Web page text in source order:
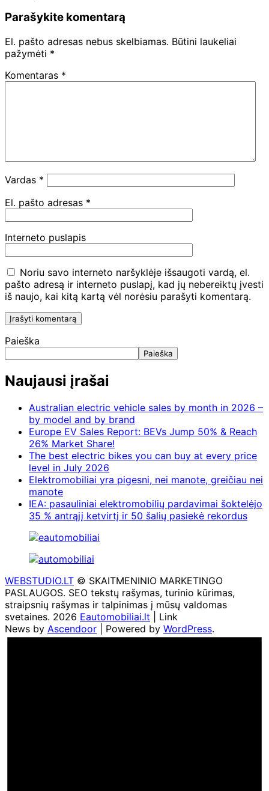
Parašykite komentarą
El. pašto adresas nebus skelbiamas. Būtini laukeliai
pažymėti *
Komentaras *
Vardas *
El. pašto adresas *
Interneto puslapis
Noriu savo interneto naršyklėje išsaugoti vardą, el.
pašto adresą ir interneto puslapį, kad jų nebereiktų įvesti
iš naujo, kai kitą kartą vėl norėsiu parašyti komentarą.
Paieška
Paieška
Naujausi įrašai
Australian electric vehicle sales by month in 2026 –
by model and by brand
Europe EV Sales Report: BEVs Jump 50% & Reach
26% Market Share!
The best electric bikes you can buy at every price
level in July 2026
Elektromobiliai yra pigesni, nei manote, greičiau nei
manote
IEA: pasauliniai elektromobilių pardavimai šoktelėjo
35 % antrąjį ketvirtį ir 50 šalių pasiekė rekordus
WEBSTUDIO.LT © SKAITMENINIO MARKETINGO
PASLAUGOS. SEO tekstų rašymas, turinio kūrimas,
straipsnių rašymas ir talpinimas į mūsų valdomas
svetaines. 2026 Eautomobiliai.lt | Link
News by Ascendoor | Powered by WordPress.